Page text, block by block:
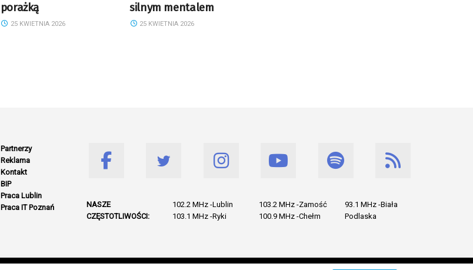
porażką
25 KWIETNIA 2026
silnym mentalem
25 KWIETNIA 2026
Partnerzy
Reklama
Kontakt
BIP
Praca Lublin
Praca IT Poznań
NASZE
CZĘSTOTLIWOŚCI:
102.2 MHz -Lublin
103.1 MHz -Ryki
103.2 MHz -Zamość
100.9 MHz -Chełm
93.1 MHz -Biała
Podlaska